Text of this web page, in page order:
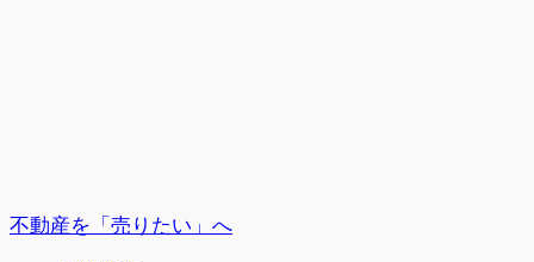
不動産を「売りたい」へ